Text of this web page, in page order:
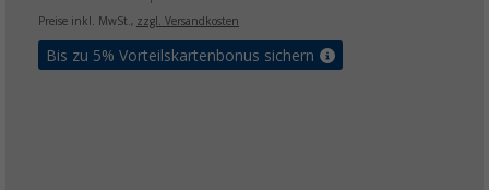
Preise inkl. MwSt., zzgl. Versandkosten
Bis zu 5% Vorteilskartenbonus sichern